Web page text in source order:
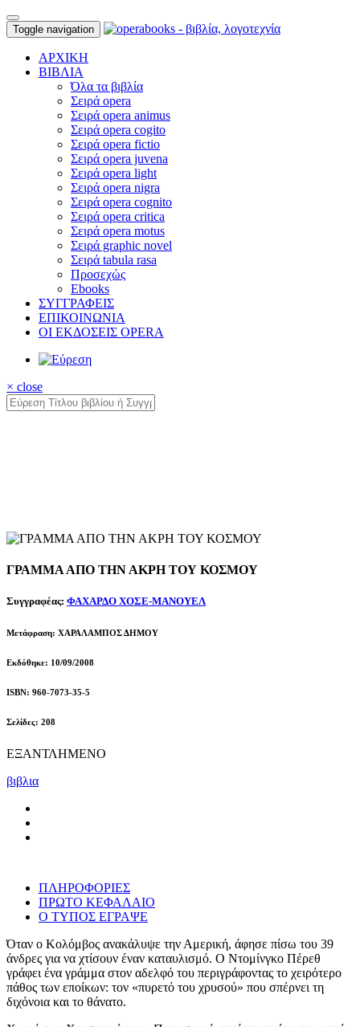
Toggle navigation
ΑΡΧΙΚΗ
ΒΙΒΛΙΑ
Όλα τα βιβλία
Σειρά opera
Σειρά opera animus
Σειρά opera cogito
Σειρά opera fictio
Σειρά opera juvena
Σειρά opera light
Σειρά opera nigra
Σειρά opera cognito
Σειρά opera critica
Σειρά opera motus
Σειρά graphic novel
Σειρά tabula rasa
Προσεχώς
Ebooks
ΣΥΓΓΡΑΦΕΙΣ
ΕΠΙΚΟΙΝΩΝΙΑ
ΟΙ ΕΚΔΟΣΕΙΣ OPERA
× close
ΓΡΑΜΜΑ ΑΠΟ ΤΗΝ ΑΚΡΗ ΤΟΥ ΚΟΣΜΟΥ
Συγγραφέας: ΦΑΧΑΡΔΟ ΧΟΣΕ-ΜΑΝΟΥΕΛ
Μετάφραση: ΧΑΡΑΛΑΜΠΟΣ ΔΗΜΟΥ
Εκδόθηκε: 10/09/2008
ISBN: 960-7073-35-5
Σελίδες: 208
ΕΞΑΝΤΛΗΜΕΝΟ
βιβλια
ΠΛΗΡΟΦΟΡΙΕΣ
ΠΡΩΤΟ ΚΕΦΑΛΑΙΟ
Ο ΤΥΠΟΣ ΕΓΡΑΨΕ
Όταν ο Κολόμβος ανακάλυψε την Αμερική, άφησε πίσω του 39
άνδρες για να χτίσουν έναν καταυλισμό. Ο Ντομίνγκο Πέρεθ
γράφει ένα γράμμα στον αδελφό του περιγράφοντας το χειρότερο
πάθος των εποίκων: τον «πυρετό του χρυσού» που σπέρνει τη
διχόνοια και το θάνατο.